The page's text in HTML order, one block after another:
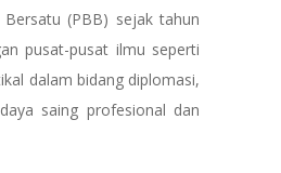
(PBB) sejak tahun
pusat-pusat ilmu seperti
dalam bidang diplomasi,
saing profesional dan